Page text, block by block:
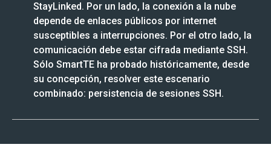
StayLinked. Por un lado, la conexión a la nube
depende de enlaces públicos por internet
susceptibles a interrupciones. Por el otro lado, la
comunicación debe estar cifrada mediante SSH.
Sólo SmartTE ha probado históricamente, desde
su concepción, resolver este escenario
combinado: persistencia de sesiones SSH.